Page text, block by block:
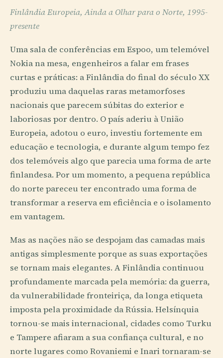
Finlândia Europeia, Ainda a Olhar para o Norte, 1995-
presente
Uma sala de conferências em Espoo, um telemóvel
Nokia na mesa, engenheiros a falar em frases
curtas e práticas: a Finlândia do final do século XX
produziu uma daquelas raras metamorfoses
nacionais que parecem súbitas do exterior e
laboriosas por dentro. O país aderiu à União
Europeia, adotou o euro, investiu fortemente em
educação e tecnologia, e durante algum tempo fez
dos telemóveis algo que parecia uma forma de arte
finlandesa. Por um momento, a pequena república
do norte pareceu ter encontrado uma forma de
transformar a reserva em eficiência e o isolamento
em vantagem.
Mas as nações não se despojam das camadas mais
antigas simplesmente porque as suas exportações
se tornam mais elegantes. A Finlândia continuou
profundamente marcada pela memória: da guerra,
da vulnerabilidade fronteiriça, da longa etiqueta
imposta pela proximidade da Rússia. Helsínquia
tornou-se mais internacional, cidades como Turku
e Tampere afiaram a sua confiança cultural, e no
norte lugares como Rovaniemi e Inari tornaram-se